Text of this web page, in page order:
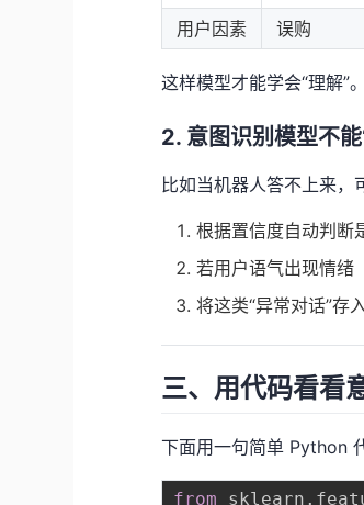
用户因素
误购
这样模型才能学会“理解”。
2. 意图识别模型不
比如当机器人答不上来，
根据置信度自动判断
若用户语气出现情绪
将这类“异常对话”存
三、用代码看看
下面用一句简单 Python
from sklearn .